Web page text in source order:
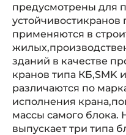
предусмотрены для
применяются в
зданий в качестве
кранов типа КБ,SMK
различаются по
исполнения
массы самого
выпускает три типа